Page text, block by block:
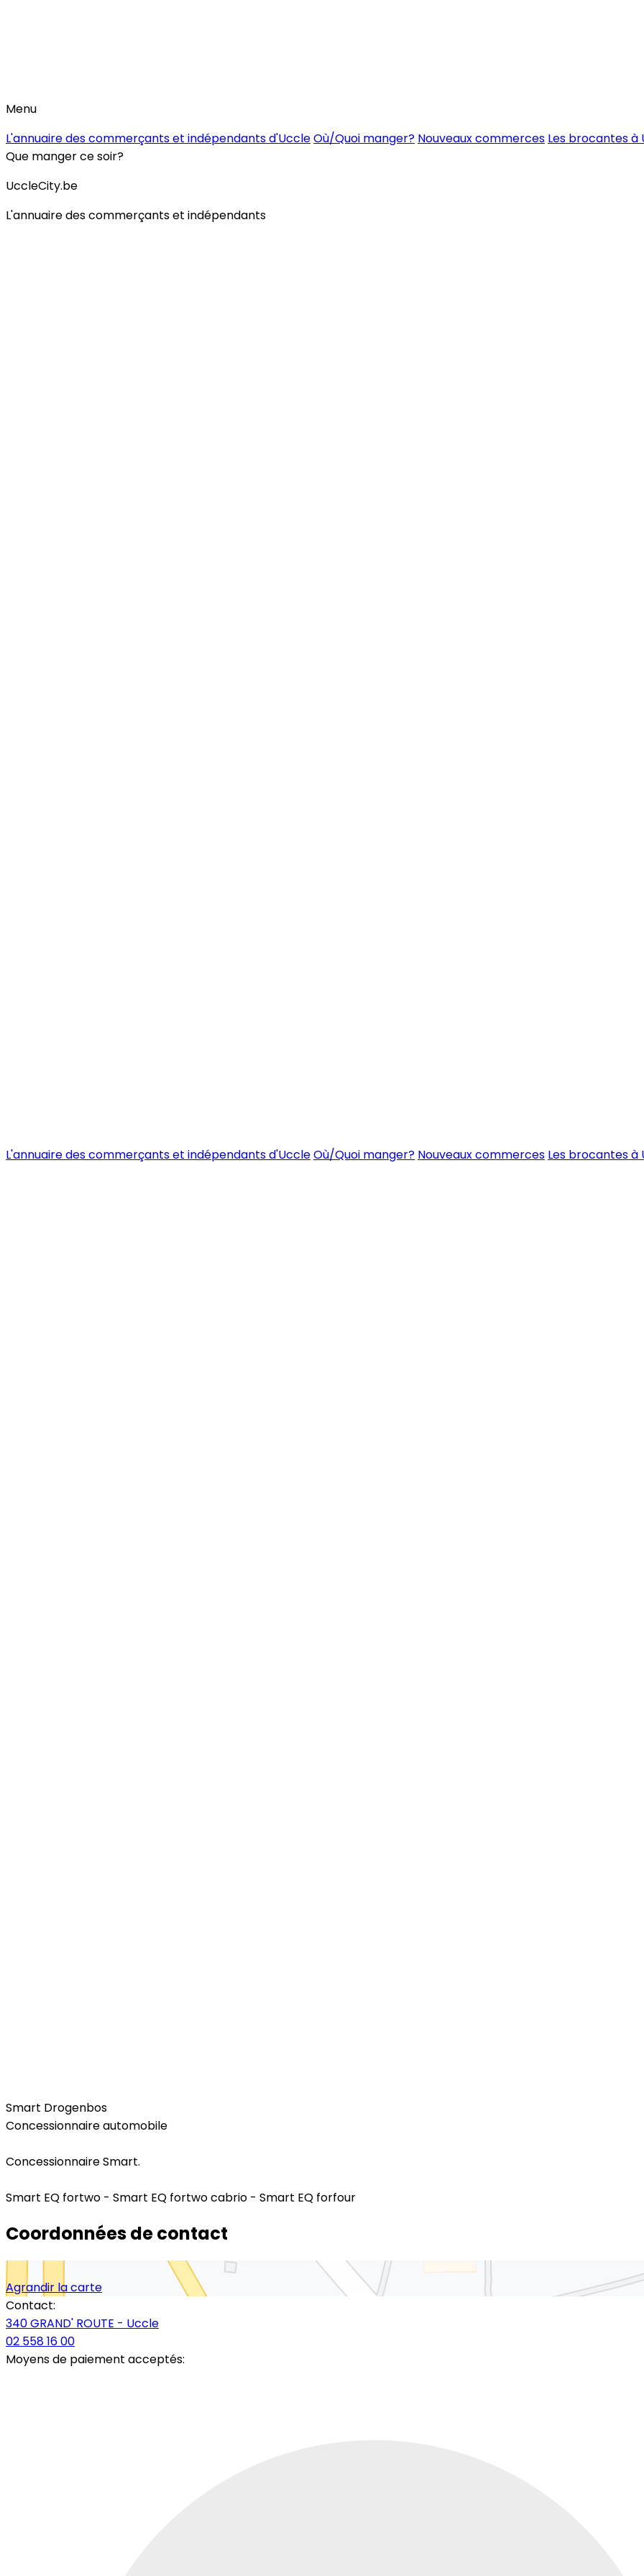
Menu
L'annuaire des commerçants et indépendants d'UccleOù/Quoi manger? Nouveaux commerces Les brocantes à
Que manger ce soir?
UccleCity.be
L'annuaire des commerçants et indépendants
L'annuaire des commerçants et indépendants d'UccleOù/Quoi manger? Nouveaux commerces Les brocantes à
Smart Drogenbos
Concessionnaire automobile
Concessionnaire Smart.
Smart EQ fortwo - Smart EQ fortwo cabrio - Smart EQ forfour
Coordonnées de contact
Agrandir la carte
Contact:
340 GRAND' ROUTE - Uccle
02 558 16 00
Moyens de paiement acceptés: